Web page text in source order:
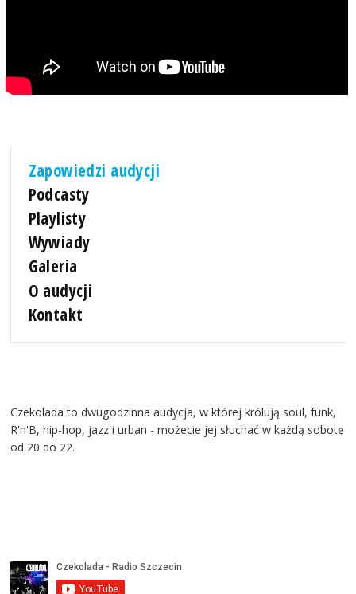
Zapowiedzi audycji
Podcasty
Playlisty
Wywiady
Galeria
O audycji
Kontakt
Czekolada to dwugodzinna audycja, w której królują soul, funk,
R'n'B, hip-hop, jazz i urban - możecie jej słuchać w każdą sobotę
od 20 do 22.